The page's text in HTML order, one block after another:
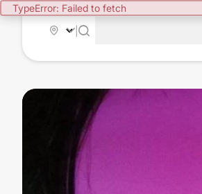
TypeError: Failed to fetch